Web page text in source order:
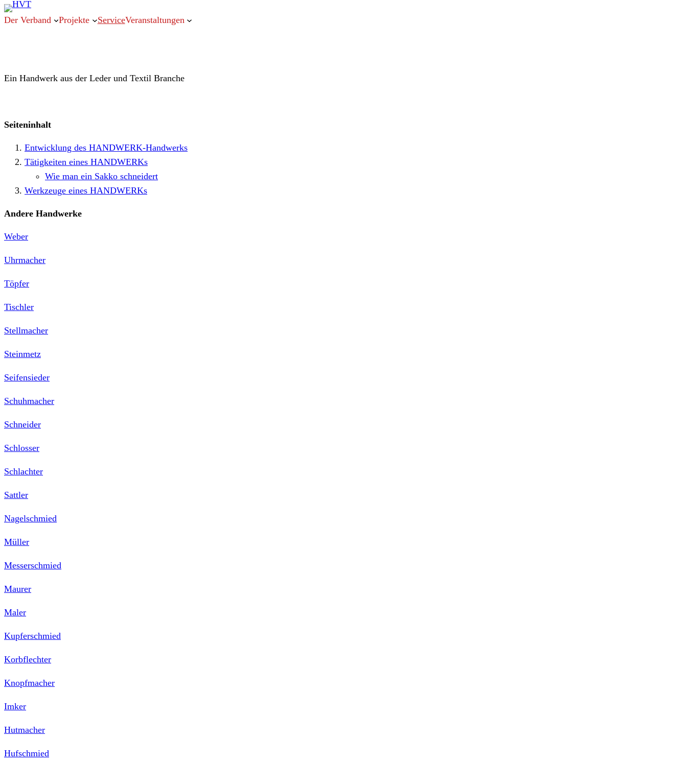
Der Verband Projekte ServiceVeranstaltungen
Ein Handwerk aus der Leder und Textil Branche
Seiteninhalt
Entwicklung des HANDWERK-Handwerks
Tätigkeiten eines HANDWERKs
Wie man ein Sakko schneidert
Werkzeuge eines HANDWERKs
Andere Handwerke
Weber
Uhrmacher
Töpfer
Tischler
Stellmacher
Steinmetz
Seifensieder
Schuhmacher
Schneider
Schlosser
Schlachter
Sattler
Nagelschmied
Müller
Messerschmied
Maurer
Maler
Kupferschmied
Korbflechter
Knopfmacher
Imker
Hutmacher
Hufschmied